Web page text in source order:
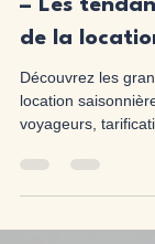
3 min de
– Les
de la
Découvrez les
voyageurs,